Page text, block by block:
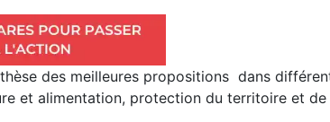
des meilleures propositions dans
et alimentation, protection du territoire et